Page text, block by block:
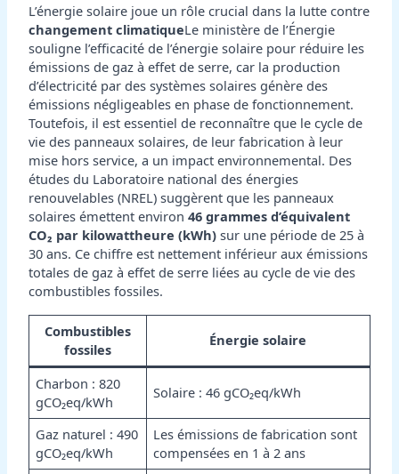
L’énergie solaire joue un rôle crucial dans la lutte contre
changement climatiqueLe ministère de l’Énergie
souligne l’efficacité de l’énergie solaire pour réduire les
émissions de gaz à effet de serre, car la production
d’électricité par des systèmes solaires génère des
émissions négligeables en phase de fonctionnement.
Toutefois, il est essentiel de reconnaître que le cycle de
vie des panneaux solaires, de leur fabrication à leur
mise hors service, a un impact environnemental. Des
études du Laboratoire national des énergies
renouvelables (NREL) suggèrent que les panneaux
solaires émettent environ 46 grammes d’équivalent
CO₂ par kilowattheure (kWh)sur une période de 25 à
30 ans. Ce chiffre est nettement inférieur aux émissions
totales de gaz à effet de serre liées au cycle de vie des
combustibles fossiles.
Combustibles
fossiles
Énergie solaire
Charbon : 820
gCO₂eq/kWh
Solaire : 46 gCO₂eq/kWh
Gaz naturel : 490
gCO₂eq/kWh
Les émissions de fabrication sont
compensées en 1 à 2 ans